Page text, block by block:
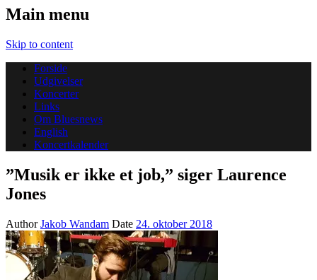
Main menu
Skip to content
Forside
Udgivelser
Koncerter
Links
Om Bluesnews
English
Koncertkalender
”Musik er ikke et job,” siger Laurence
Jones
AuthorJakob Wandam Date 24. oktober 2018